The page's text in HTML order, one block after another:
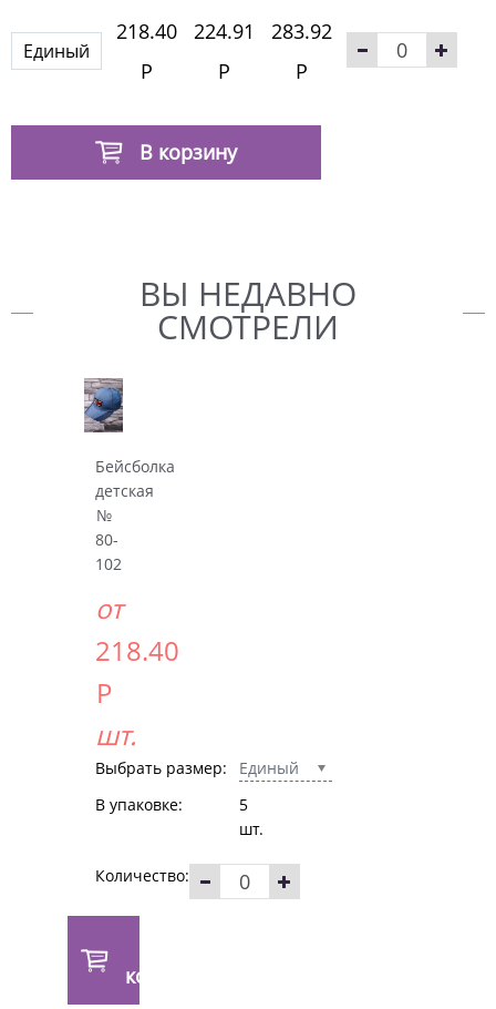
Единый
218.40
Р
224.91
Р
283.92
Р
В корзину
ВЫ НЕДАВНО
СМОТРЕЛИ
Бейсболка
детская
№
80-
102
от
218.40
Р
шт.
Выбрать размер:
Единый
В упаковке:
5
шт.
Количество:
корзину